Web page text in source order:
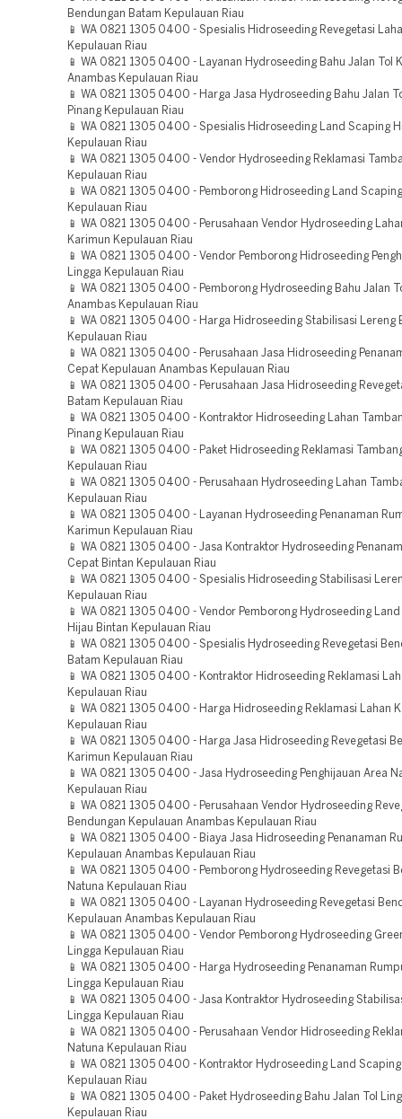
Bendungan Batam Kepulauan Riau
📱 WA 0821 1305 0400 - Spesialis Hidroseeding Revegetasi
Kepulauan Riau
📱 WA 0821 1305 0400 - Layanan Hydroseeding Bahu Jalan Tol
Anambas Kepulauan Riau
📱 WA 0821 1305 0400 - Harga Jasa Hydroseeding Bahu Jalan
Pinang Kepulauan Riau
📱 WA 0821 1305 0400 - Spesialis Hidroseeding Land Scaping
Kepulauan Riau
📱 WA 0821 1305 0400 - Vendor Hydroseeding Reklamasi
Kepulauan Riau
📱 WA 0821 1305 0400 - Pemborong Hidroseeding Land
Kepulauan Riau
📱 WA 0821 1305 0400 - Perusahaan Vendor Hydroseeding
Karimun Kepulauan Riau
📱 WA 0821 1305 0400 - Vendor Pemborong Hidroseeding
Lingga Kepulauan Riau
📱 WA 0821 1305 0400 - Pemborong Hydroseeding Bahu Jalan
Anambas Kepulauan Riau
📱 WA 0821 1305 0400 - Harga Hidroseeding Stabilisasi Lereng
Kepulauan Riau
📱 WA 0821 1305 0400 - Perusahaan Jasa Hidroseeding
Cepat Kepulauan Anambas Kepulauan Riau
📱 WA 0821 1305 0400 - Perusahaan Jasa Hidroseeding
Batam Kepulauan Riau
📱 WA 0821 1305 0400 - Kontraktor Hidroseeding Lahan
Pinang Kepulauan Riau
📱 WA 0821 1305 0400 - Paket Hidroseeding Reklamasi
Kepulauan Riau
📱 WA 0821 1305 0400 - Perusahaan Hydroseeding Lahan
Kepulauan Riau
📱 WA 0821 1305 0400 - Layanan Hydroseeding Penanaman
Karimun Kepulauan Riau
📱 WA 0821 1305 0400 - Jasa Kontraktor Hydroseeding
Cepat Bintan Kepulauan Riau
📱 WA 0821 1305 0400 - Spesialis Hidroseeding Stabilisasi
Kepulauan Riau
📱 WA 0821 1305 0400 - Vendor Pemborong Hydroseeding
Hijau Bintan Kepulauan Riau
📱 WA 0821 1305 0400 - Spesialis Hydroseeding Revegetasi
Batam Kepulauan Riau
📱 WA 0821 1305 0400 - Kontraktor Hidroseeding Reklamasi
Kepulauan Riau
📱 WA 0821 1305 0400 - Harga Hidroseeding Reklamasi Lahan
Kepulauan Riau
📱 WA 0821 1305 0400 - Harga Jasa Hidroseeding Revegetasi
Karimun Kepulauan Riau
📱 WA 0821 1305 0400 - Jasa Hydroseeding Penghijauan Area
Kepulauan Riau
📱 WA 0821 1305 0400 - Perusahaan Vendor Hydroseeding
Bendungan Kepulauan Anambas Kepulauan Riau
📱 WA 0821 1305 0400 - Biaya Jasa Hidroseeding Penanaman
Kepulauan Anambas Kepulauan Riau
📱 WA 0821 1305 0400 - Pemborong Hydroseeding Revegetasi
Natuna Kepulauan Riau
📱 WA 0821 1305 0400 - Layanan Hydroseeding Revegetasi
Kepulauan Anambas Kepulauan Riau
📱 WA 0821 1305 0400 - Vendor Pemborong Hydroseeding
Lingga Kepulauan Riau
📱 WA 0821 1305 0400 - Harga Hydroseeding Penanaman
Lingga Kepulauan Riau
📱 WA 0821 1305 0400 - Jasa Kontraktor Hydroseeding
Lingga Kepulauan Riau
📱 WA 0821 1305 0400 - Perusahaan Vendor Hidroseeding
Natuna Kepulauan Riau
📱 WA 0821 1305 0400 - Kontraktor Hydroseeding Land
Kepulauan Riau
📱 WA 0821 1305 0400 - Paket Hydroseeding Bahu Jalan Tol
Kepulauan Riau